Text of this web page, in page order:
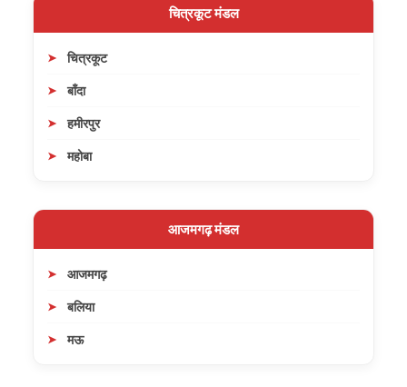
चित्रकूट मंडल
चित्रकूट
बाँदा
हमीरपुर
महोबा
आजमगढ़ मंडल
आजमगढ़
बलिया
मऊ